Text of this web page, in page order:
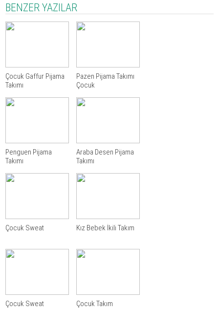
BENZER YAZILAR
Çocuk Gaffur Pijama
Takımı
Pazen Pijama Takımı
Çocuk
Penguen Pijama
Takımı
Araba Desen Pijama
Takımı
Çocuk Sweat Kız Bebek İkili Takım
Çocuk Sweat Çocuk Takım